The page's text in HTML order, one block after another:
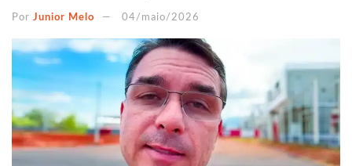
Por Junior Melo 04/maio/2026